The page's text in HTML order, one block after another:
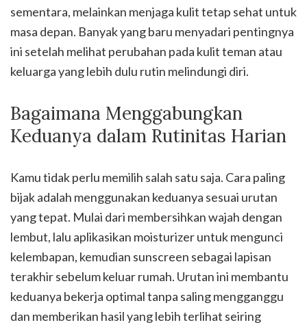
sementara, melainkan menjaga kulit tetap sehat untuk
masa depan. Banyak yang baru menyadari pentingnya
ini setelah melihat perubahan pada kulit teman atau
keluarga yang lebih dulu rutin melindungi diri.
Bagaimana Menggabungkan
Keduanya dalam Rutinitas Harian
Kamu tidak perlu memilih salah satu saja. Cara paling
bijak adalah menggunakan keduanya sesuai urutan
yang tepat. Mulai dari membersihkan wajah dengan
lembut, lalu aplikasikan moisturizer untuk mengunci
kelembapan, kemudian sunscreen sebagai lapisan
terakhir sebelum keluar rumah. Urutan ini membantu
keduanya bekerja optimal tanpa saling mengganggu
dan memberikan hasil yang lebih terlihat seiring